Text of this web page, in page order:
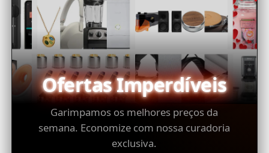
Ofertas Imperdíveis
Garimpamos os melhores preços da
semana. Economize com nossa curadoria
exclusiva.